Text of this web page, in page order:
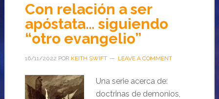
Con relación a ser
apóstata… siguiendo
“otro evangelio”
16/11/2022 POR KEITH SWIFT LEAVE A COMMENT
Una serie acerca de:
doctrinas de demonios,